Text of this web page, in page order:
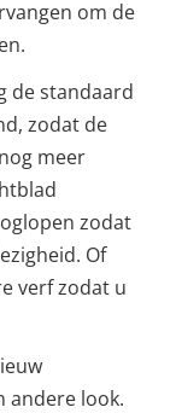
om de
de standaard
zodat de
meer
zodat
Of
verf zodat u
andere look.